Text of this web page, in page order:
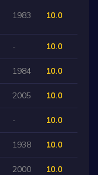
1983 10.0
- 10.0
1984 10.0
2005 10.0
- 10.0
1938 10.0
2000 10.0